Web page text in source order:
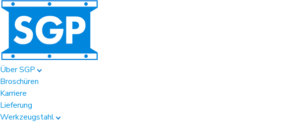
Über SGP
Broschüren
Karriere
Lieferung
Werkzeugstahl